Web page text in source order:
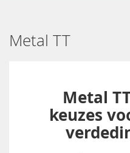
Metal TT
Metal
keuzes